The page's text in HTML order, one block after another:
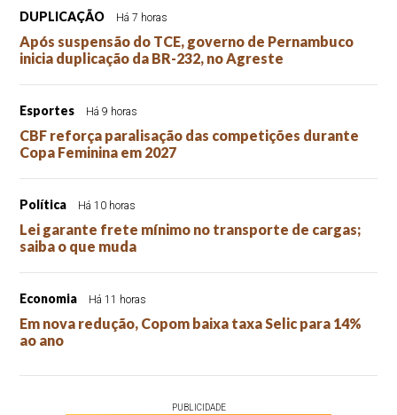
DUPLICAÇÃO Há 7 horas
Após suspensão do TCE, governo de Pernambuco
inicia duplicação da BR-232, no Agreste
Esportes Há 9 horas
CBF reforça paralisação das competições durante
Copa Feminina em 2027
Política Há 10 horas
Lei garante frete mínimo no transporte de cargas;
saiba o que muda
Economia Há 11 horas
Em nova redução, Copom baixa taxa Selic para 14%
ao ano
PUBLICIDADE